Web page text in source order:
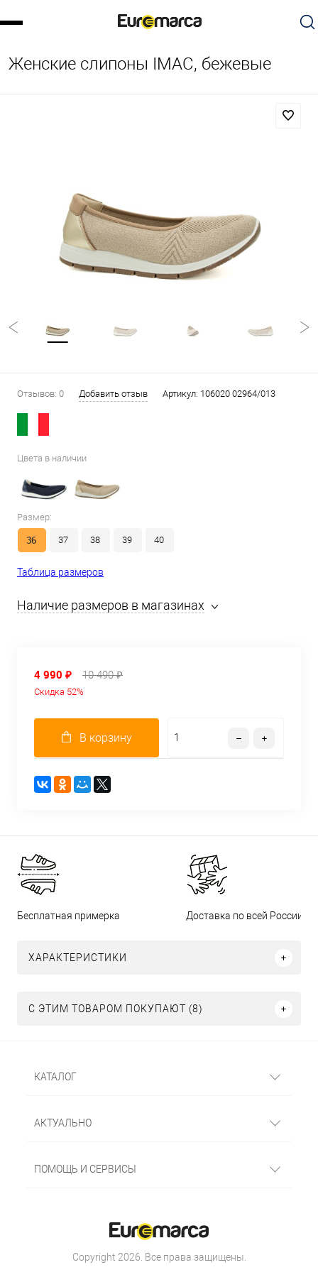
Женские слипоны IMAC, бежевые
Отзывов: 0 Добавить отзыв Артикул: 106020 02964/013
Цвета в наличии
Размер:
36 37 38 39 40
Таблица размеров
Наличие размеров в магазинах
4 990 ₽ 10 490 ₽
Скидка 52%
В корзину
Бесплатная примерка Доставка по всей России
ХАРАКТЕРИСТИКИ
С ЭТИМ ТОВАРОМ ПОКУПАЮТ (8)
КАТАЛОГ
АКТУАЛЬНО
ПОМОЩЬ И СЕРВИСЫ
Copyright 2026. Все права защищены.